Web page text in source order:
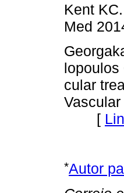
Kent
Med
cular
[
*Autor